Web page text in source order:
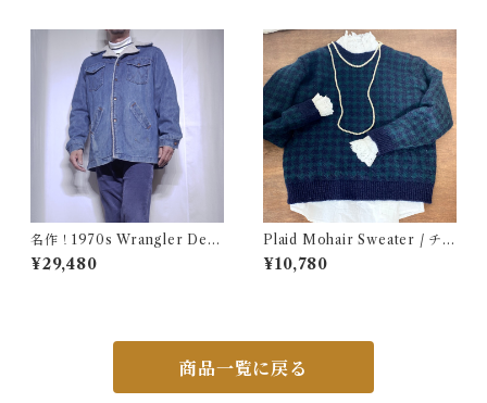
名作！1970s Wrangler Deni
m Wrange Coat / ラングラー
デニム ボア ランチ コート 古
¥29,480
Plaid Mohair Sweater / チェ
ック柄 モヘア セーター 古着
¥10,780
商品一覧に戻る